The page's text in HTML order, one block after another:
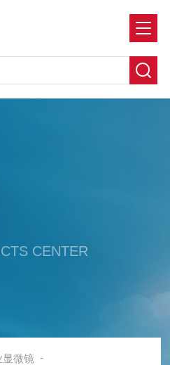
CENTER
显微镜 -